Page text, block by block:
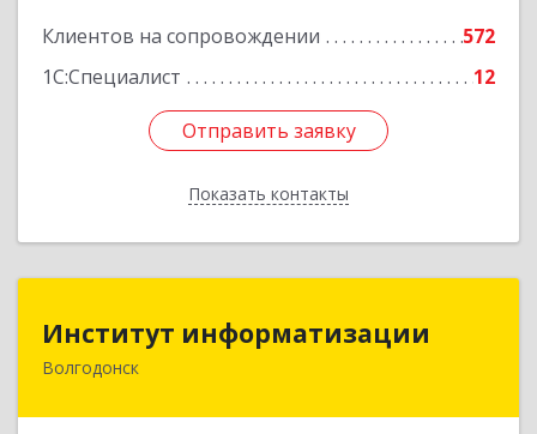
Клиентов на сопровождении
572
1С:Специалист
12
Отправить заявку
Показать контакты
Отправить заявку
Назад
Институт информатизации
Волгодонск
Институт информатизации
347383, Ростовская обл, Волгодонск г, Маршала